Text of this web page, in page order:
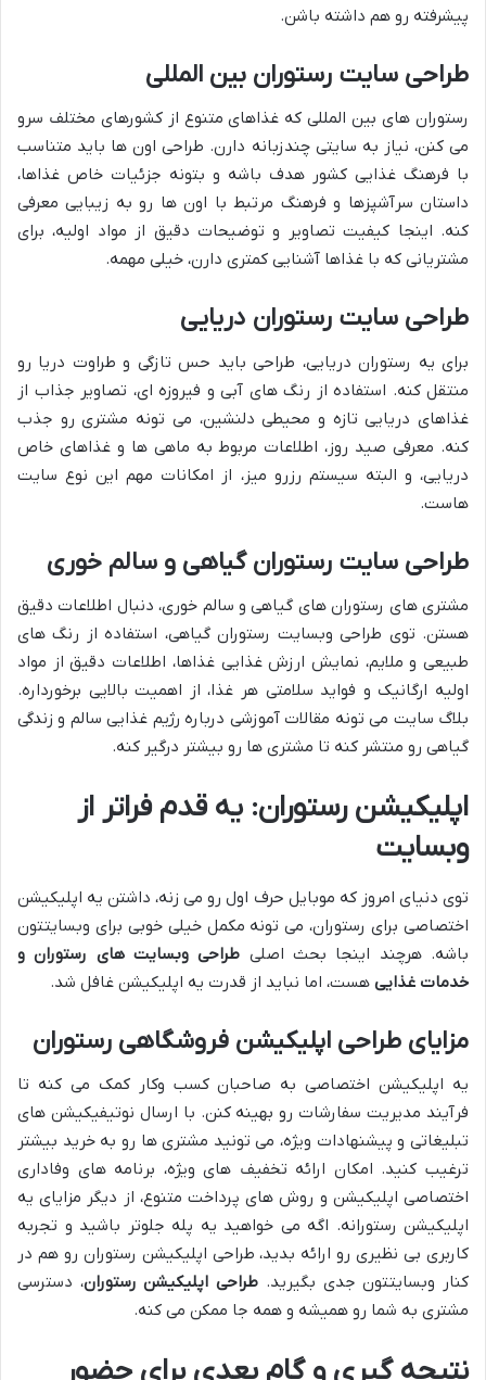
پیشرفته رو هم داشته باشن.
طراحی سایت رستوران بین المللی
رستوران های بین المللی که غذاهای متنوع از کشورهای مختلف سرو
می کنن، نیاز به سایتی چندزبانه دارن. طراحی اون ها باید متناسب
با فرهنگ غذایی کشور هدف باشه و بتونه جزئیات خاص غذاها،
داستان سرآشپزها و فرهنگ مرتبط با اون ها رو به زیبایی معرفی
کنه. اینجا کیفیت تصاویر و توضیحات دقیق از مواد اولیه، برای
مشتریانی که با غذاها آشنایی کمتری دارن، خیلی مهمه.
طراحی سایت رستوران دریایی
برای یه رستوران دریایی، طراحی باید حس تازگی و طراوت دریا رو
منتقل کنه. استفاده از رنگ های آبی و فیروزه ای، تصاویر جذاب از
غذاهای دریایی تازه و محیطی دلنشین، می تونه مشتری رو جذب
کنه. معرفی صید روز، اطلاعات مربوط به ماهی ها و غذاهای خاص
دریایی، و البته سیستم رزرو میز، از امکانات مهم این نوع سایت
هاست.
طراحی سایت رستوران گیاهی و سالم خوری
مشتری های رستوران های گیاهی و سالم خوری، دنبال اطلاعات دقیق
هستن. توی طراحی وبسایت رستوران گیاهی، استفاده از رنگ های
طبیعی و ملایم، نمایش ارزش غذایی غذاها، اطلاعات دقیق از مواد
اولیه ارگانیک و فواید سلامتی هر غذا، از اهمیت بالایی برخورداره.
بلاگ سایت می تونه مقالات آموزشی درباره رژیم غذایی سالم و زندگی
گیاهی رو منتشر کنه تا مشتری ها رو بیشتر درگیر کنه.
اپلیکیشن رستوران: یه قدم فراتر از
وبسایت
توی دنیای امروز که موبایل حرف اول رو می زنه، داشتن یه اپلیکیشن
اختصاصی برای رستوران، می تونه مکمل خیلی خوبی برای وبسایتتون
باشه. هرچند اینجا بحث اصلی طراحی وبسایت های رستوران و
خدمات غذایی هست، اما نباید از قدرت یه اپلیکیشن غافل شد.
مزایای طراحی اپلیکیشن فروشگاهی رستوران
یه اپلیکیشن اختصاصی به صاحبان کسب وکار کمک می کنه تا
فرآیند مدیریت سفارشات رو بهینه کنن. با ارسال نوتیفیکیشن های
تبلیغاتی و پیشنهادات ویژه، می تونید مشتری ها رو به خرید بیشتر
ترغیب کنید. امکان ارائه تخفیف های ویژه، برنامه های وفاداری
اختصاصی اپلیکیشن و روش های پرداخت متنوع، از دیگر مزایای یه
اپلیکیشن رستورانه. اگه می خواهید یه پله جلوتر باشید و تجربه
کاربری بی نظیری رو ارائه بدید، طراحی اپلیکیشن رستوران رو هم در
کنار وبسایتتون جدی بگیرید. طراحی اپلیکیشن رستوران، دسترسی
مشتری به شما رو همیشه و همه جا ممکن می کنه.
نتیجه گیری و گام بعدی برای حضور